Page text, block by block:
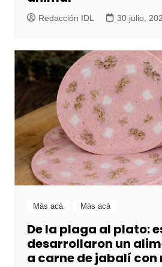
Redacción IDL 30 julio,
Más acá Más acá
De la plaga al plato:
desarrollaron un
a carne de jabalí con